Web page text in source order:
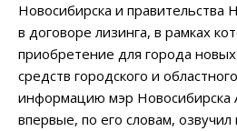
Новосибирска и правительства
в договоре лизинга, в рамках
приобретение для города
средств городского и
информацию мэр Новосибирска
впервые, по его словам,